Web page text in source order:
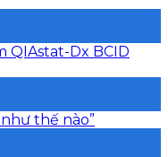
QIAstat-Dx BCID
thế nào”